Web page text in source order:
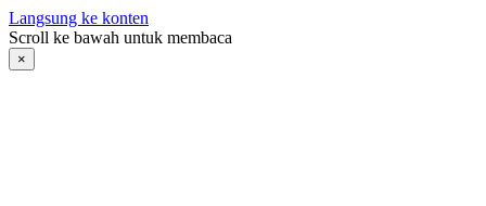
Langsung ke konten
Scroll ke bawah untuk membaca
×